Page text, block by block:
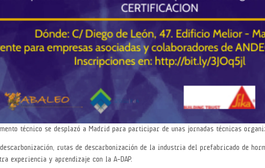
técnico se desplazó a Madrid para participar de unas jornadas técnicas
rutas de descarbonización de la industria del prefabricado de
experiencia y aprendizaje con la A-DAP.